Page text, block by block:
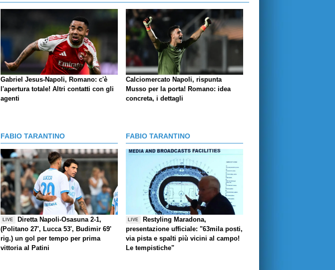
Gabriel Jesus-Napoli, Romano: c'è
l'apertura totale! Altri contatti con gli
agenti
Calciomercato Napoli, rispunta
Musso per la porta! Romano: idea
concreta, i dettagli
FABIO TARANTINO
LIVE
Diretta Napoli-Osasuna 2-1,
(Politano 27', Lucca 53', Budimir 69'
rig.) un gol per tempo per prima
vittoria al Patini
FABIO TARANTINO
LIVE
Restyling Maradona,
presentazione ufficiale: "63mila posti,
via pista e spalti più vicini al campo!
Le tempistiche"